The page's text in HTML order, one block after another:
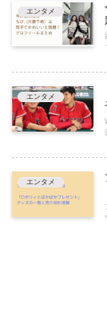
エンタメ
エンタメ
エンタメ